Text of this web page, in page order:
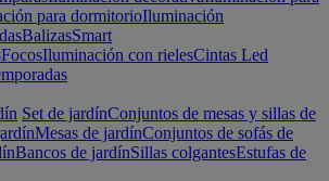
para dormitorioIluminación
BalizasSmart
FocosIluminación con rielesCintas Led
Set de jardínConjuntos de mesas y sillas de
Mesas de jardínConjuntos de sofás de
Bancos de jardínSillas colgantesEstufas de